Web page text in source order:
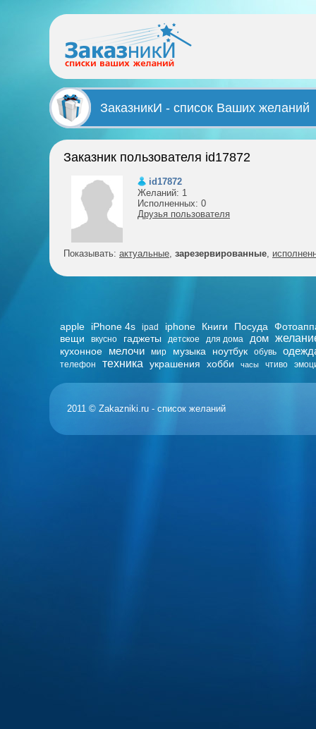
ЗаказникИ - список Ваших желаний
Заказник пользователя id17872
id17872
Желаний: 1
Исполненных: 0
Друзья пользователя
Показывать: актуальные, зарезервированные,
apple iPhone 4s ipad iphone Книги Посуда
вещи
вкусно гаджеты детское для дома дом
кухонное мелочи мир музыка ноутбук обувь
телефон техника украшения хобби часы чтиво
2011 © Zakazniki.ru - список желаний